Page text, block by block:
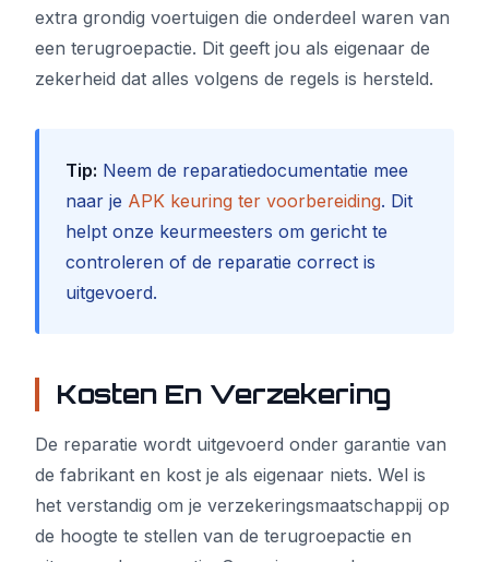
extra grondig voertuigen die onderdeel waren van
een terugroepactie. Dit geeft jou als eigenaar de
zekerheid dat alles volgens de regels is hersteld.
Tip: Neem de reparatiedocumentatie mee
naar je APK keuring ter voorbereiding. Dit
helpt onze keurmeesters om gericht te
controleren of de reparatie correct is
uitgevoerd.
Kosten En Verzekering
De reparatie wordt uitgevoerd onder garantie van
de fabrikant en kost je als eigenaar niets. Wel is
het verstandig om je verzekeringsmaatschappij op
de hoogte te stellen van de terugroepactie en